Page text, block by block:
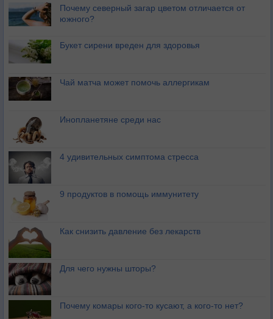
Почему северный загар цветом отличается от
южного?
Букет сирени вреден для здоровья
Чай матча может помочь аллергикам
Инопланетяне среди нас
4 удивительных симптома стресса
9 продуктов в помощь иммунитету
Как снизить давление без лекарств
Для чего нужны шторы?
Почему комары кого-то кусают, а кого-то нет?